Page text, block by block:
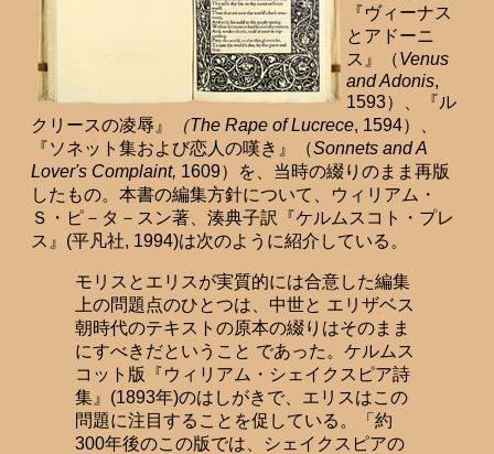
『ヴィーナス
とアドーニ
ス』（Venus
and Adonis,
1593）、『ル
クリースの凌辱』
（The Rape of Lucrece, 1594）、
『ソネット集および恋人の嘆き』（Sonnets and A
Lover's Complaint, 1609）を、当時の綴りのまま再版
したもの。本書の編集方針について、ウィリアム・
Ｓ・ピ－タ－スン著、湊典子訳『ケルムスコト・プレ
ス』(平凡社, 1994)は次のように紹介している。
モリスとエリスが実質的には合意した編集
上の問題点のひとつは、中世と エリザベス
朝時代のテキストの原本の綴りはそのまま
にすべきだということ であった。ケルムス
コット版『ウィリアム・シェイクスピア詩
集』(1893年)のはしがきで、エリスはこの
問題に注目することを促している。「約
300年後のこの版では、シェイクスピアの